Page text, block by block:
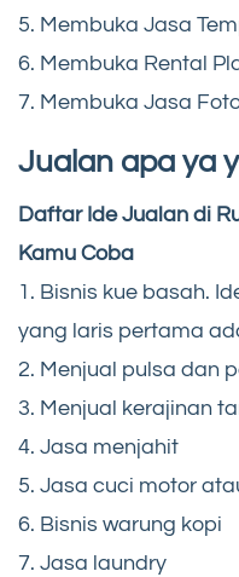
5. Membuka Jasa
6. Membuka Rental
7. Membuka Jasa
Jualan apa ya
Daftar Ide Jualan di
Kamu Coba
1. Bisnis kue basah.
yang laris pertama
2. Menjual pulsa dan
3. Menjual kerajinan
4. Jasa menjahit
5. Jasa cuci motor
6. Bisnis warung kopi
7. Jasa laundry